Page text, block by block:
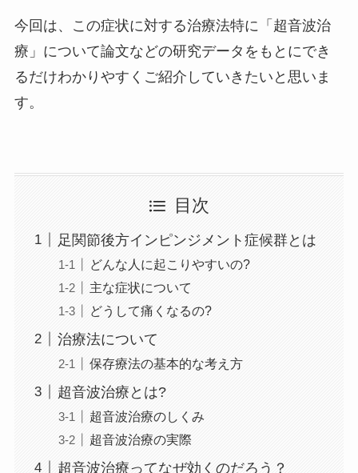
今回は、この症状に対する治療法特に「超音波治
療」について論文などの研究データをもとにでき
るだけわかりやすくご紹介していきたいと思いま
す。
目次
足関節後方インピンジメント症候群とは
どんな人に起こりやすいの?
主な症状について
どうして痛くなるの?
治療法について
保存療法の基本的な考え方
超音波治療とは?
超音波治療のしくみ
超音波治療の実際
超音波治療ってなぜ効くのだろう？